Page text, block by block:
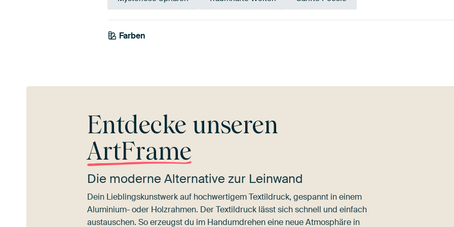
Farben
Beige
Entdecke unseren
ArtFrame
Die moderne Alternative zur Leinwand
Dein Lieblingskunstwerk auf hochwertigem Textildruck, gespannt in einem
Aluminium- oder Holzrahmen. Der Textildruck lässt sich schnell und einfach
austauschen. So erzeugst du im Handumdrehen eine neue Atmosphäre in